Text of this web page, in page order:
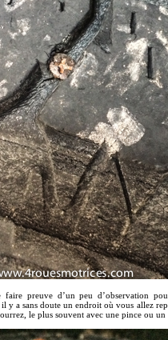
preuve d’un peu d’observation
y a sans doute un endroit où vous allez
le plus souvent avec une pince ou un